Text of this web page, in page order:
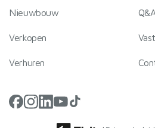
Nieuwbouw
Verkopen
Verhuren